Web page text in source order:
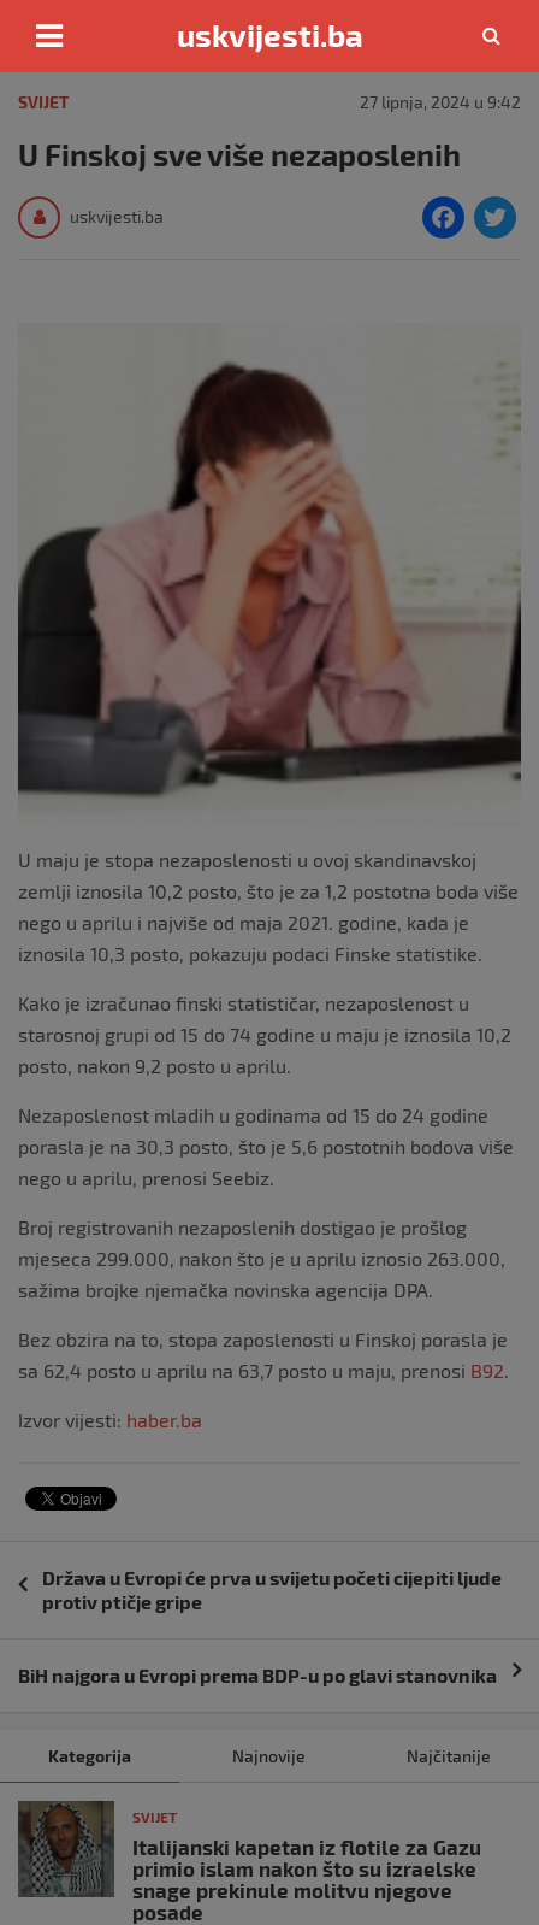
content
uskvijesti.ba
SVIJET 27 lipnja, 2024 u 9:42
U Finskoj sve više nezaposlenih
uskvijesti.ba
F
U maju je stopa nezaposlenosti u ovoj skandinavskoj
zemlji iznosila 10,2 posto, što je za 1,2 postotna boda više
nego u aprilu i najviše od maja 2021. godine, kada je
iznosila 10,3 posto, pokazuju podaci Finske statistike.
Kako je izračunao finski statističar, nezaposlenost u
starosnoj grupi od 15 do 74 godine u maju je iznosila 10,2
posto, nakon 9,2 posto u aprilu.
Nezaposlenost mladih u godinama od 15 do 24 godine
porasla je na 30,3 posto, što je 5,6 postotnih bodova više
nego u aprilu, prenosi Seebiz.
Broj registrovanih nezaposlenih dostigao je prošlog
mjeseca 299.000, nakon što je u aprilu iznosio 263.000,
sažima brojke njemačka novinska agencija DPA.
Bez obzira na to, stopa zaposlenosti u Finskoj porasla je
sa 62,4 posto u aprilu na 63,7 posto u maju, prenosi B92.
Izvor vijesti: haber.ba
objava
Država u Evropi će prva u svijetu početi cijepiti ljude
protiv ptičje gripe
BiH najgora u Evropi prema BDP-u po glavi stanovnika
Kategorija Najnovije Najčitanije
SVIJET
Italijanski kapetan iz flotile za Gazu
primio islam nakon što su izraelske
snage prekinule molitvu njegove
posade